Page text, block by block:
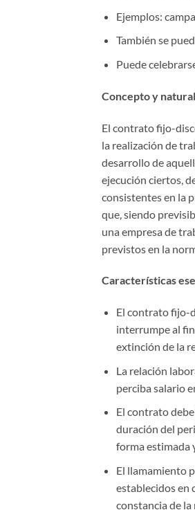
Ejemplos:
También se
Puede
Concepto y
El contrato fijo-
la realización de
desarrollo de
ejecución ciertos,
consistentes en la
que, siendo
una empresa de
previstos en la
Características
El contrato fijo-
interrumpe al
extinción de la
La relación
perciba salario
El contrato
duración del
forma estimada
El llamamiento
establecidos en
constancia de